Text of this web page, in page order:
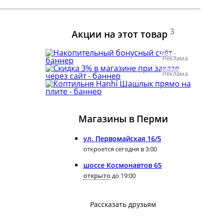
Акции на этот товар 3
Реклама
Реклама
Магазины в Перми
ул. Первомайская 16/5
откроется сегодня в 3:00
шоссе Космонавтов 65
открытодо 19:00
Рассказать друзьям